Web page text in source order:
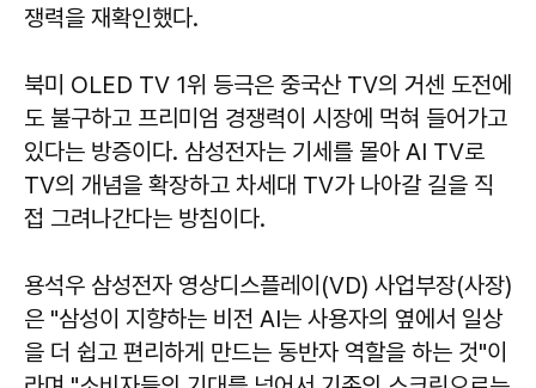
쟁력을 재확인했다.
북미 OLED TV 1위 등극은 중국산 TV의 거센 도전에
도 불구하고 프리미엄 경쟁력이 시장에 먹혀 들어가고
있다는 방증이다. 삼성전자는 기세를 몰아 AI TV로
TV의 개념을 확장하고 차세대 TV가 나아갈 길을 직
접 그려나간다는 방침이다.
용석우 삼성전자 영상디스플레이(VD) 사업부장(사장)
은 "삼성이 지향하는 비전 AI는 사용자의 옆에서 일상
을 더 쉽고 편리하게 만드는 동반자 역할을 하는 것"이